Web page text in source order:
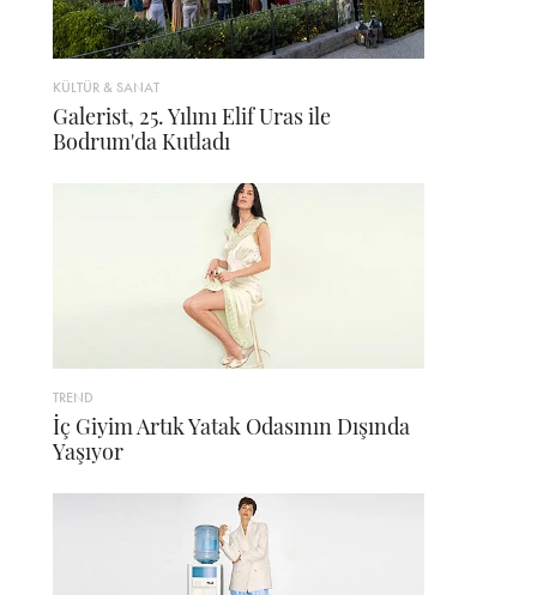
KÜLTÜR & SANAT
Galerist, 25. Yılını Elif Uras ile
Bodrum'da Kutladı
TREND
İç Giyim Artık Yatak Odasının Dışında
Yaşıyor